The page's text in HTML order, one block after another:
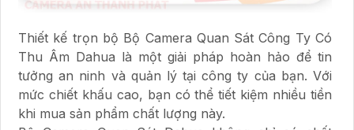
Thiết kế trọn bộ Bộ Camera Quan Sát Công Ty Có
Thu Âm Dahua là một giải pháp hoàn hảo để tin
tưởng an ninh và quản lý tại công ty của bạn. Với
mức chiết khấu cao, bạn có thể tiết kiệm nhiều tiền
khi mua sản phẩm chất lượng này.